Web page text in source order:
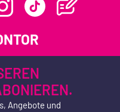
Angebote und